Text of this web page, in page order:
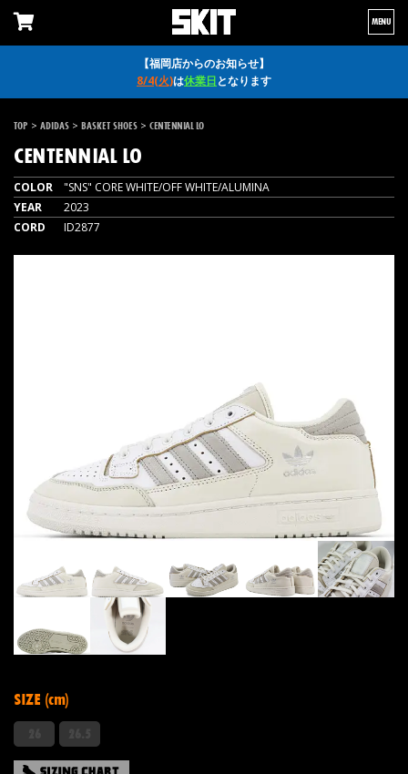
【福岡店からのお知らせ】
8/4(火)は休業日となります
MENU
TOP > ADIDAS > BASKET SHOES > CENTENNIAL LO
CENTENNIAL LO
COLOR
"SNS" CORE WHITE/OFF WHITE/ALUMINA
YEAR
2023
CORD
ID2877
SIZE (cm)